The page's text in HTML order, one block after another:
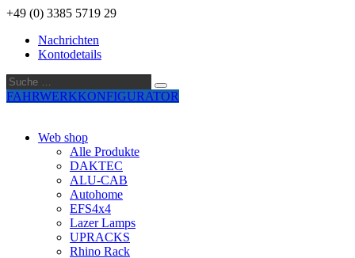
+49 (0) 3385 5719 29
Nachrichten
Kontodetails
Suche
…
Suche
FAHRWERKKONFIGURATOR
Web shop
Alle Produkte
DAKTEC
ALU-CAB
Autohome
EFS4x4
Lazer Lamps
UPRACKS
Rhino Rack